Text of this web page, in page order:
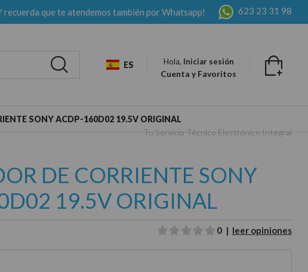
recuerda que te atendemos también por Whatsapp! 623 23 31 98
ES Hola, Iniciar sesión
Cuenta y Favoritos
SONY ACDP-160D02 19.5V ORIGINAL
Tu Servicio Técnico Electrónico Integral
DE CORRIENTE SONY
19.5V ORIGINAL
0 | leer opiniones